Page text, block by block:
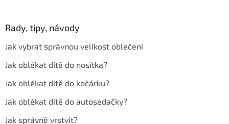
Rady, tipy, návody
Jak vybrat správnou velikost oblečení
Jak oblékat dítě do nosítka?
Jak oblékat dítě do kočárku?
Jak oblékat dítě do autosedačky?
Jak správně vrstvit?